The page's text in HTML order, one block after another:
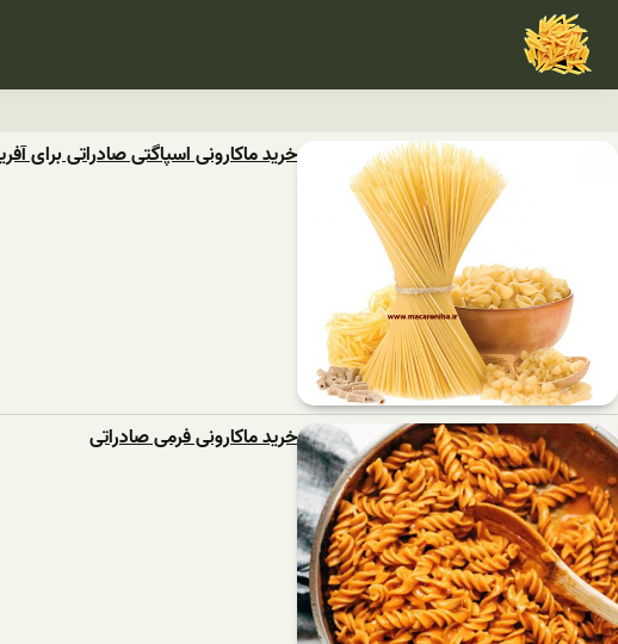
خرید ماکارونی اسپاگتی صادراتی برای
خرید ماکارونی فرمی صادراتی